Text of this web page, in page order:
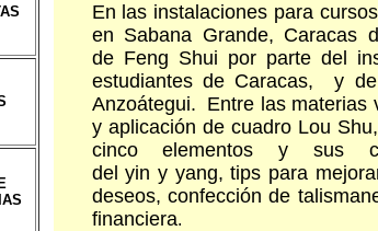
En las instalaciones para
en Sabana Grande,
de Feng Shui por parte del
estudiantes de Caracas, y
Anzoátegui. Entre las materias
y aplicación de cuadro Lou
cinco elementos y sus
del yin y yang, tips para
deseos, confección de
financiera.